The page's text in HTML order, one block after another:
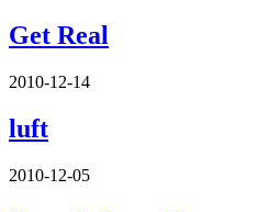
Get Real
2010-12-14
luft
2010-12-05